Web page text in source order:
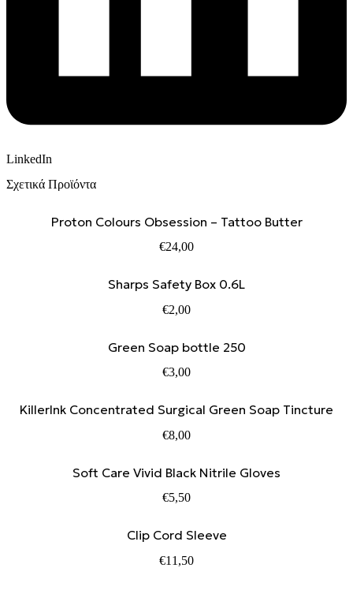
LinkedIn
Σχετικά Προϊόντα
Proton Colours Obsession – Tattoo Butter
€24,00
Sharps Safety Box 0.6L
€2,00
Green Soap bottle 250
€3,00
KillerInk Concentrated Surgical Green Soap Tincture
€8,00
Soft Care Vivid Black Nitrile Gloves
€5,50
Clip Cord Sleeve
€11,50